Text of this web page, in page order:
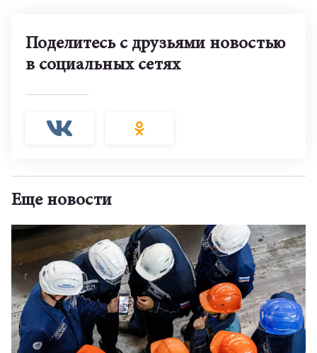
Поделитесь с друзьями новостью
в социальных сетях
Еще новости